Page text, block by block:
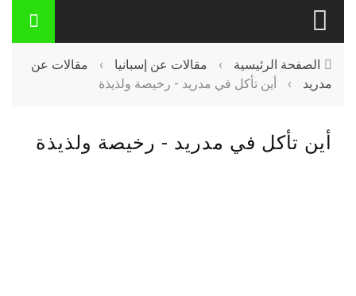
الصفحة الرئيسية › مقالات عن إسبانيا ›
مقالات عن
مدريد
› أين تأكل في مدريد - رخيصة ولذيذة
أين تأكل في مدريد - رخيصة ولذيذة